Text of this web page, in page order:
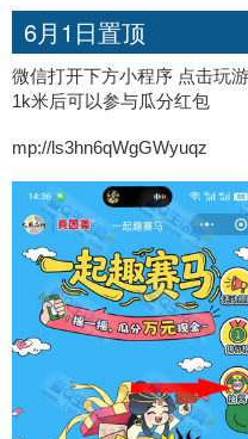
6月1日置顶
微信打开下方小程序 点击玩
1k米后可以参与瓜分红包
mp://ls3hn6qWgGWyuqz